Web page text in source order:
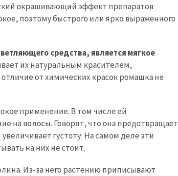
окрашивающий эффект препаратов
поэтому быстрого или ярко выраженного
средства, является мягкое
их натуральным красителем,
от химических красок ромашка не
применение. В том числе ей
на волосы. Говорят, что она предотвращает
густоту. На самом деле эти
на них не стоит.
Из-за него растению приписывают